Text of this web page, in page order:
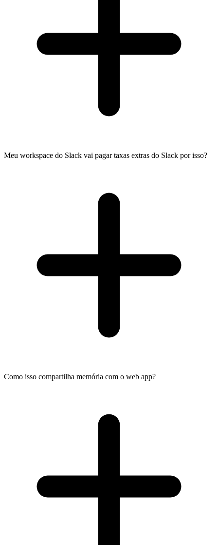
Meu workspace do Slack vai pagar taxas extras do Slack por isso?
Como isso compartilha memória com o web app?